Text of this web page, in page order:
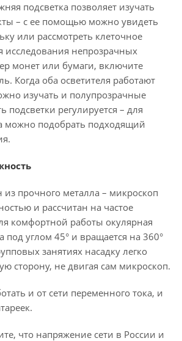
подсветка позволяет изучать
– с ее помощью можно увидеть
или рассмотреть клеточное
исследования непрозрачных
монет или бумаги, включите
Когда оба осветителя работают
изучать и полупрозрачные
подсветки регулируется – для
можно подобрать подходящий
из прочного металла – микроскоп
и рассчитан на частое
комфортной работы окулярная
под углом 45° и вращается на 360°
занятиях насадку легко
сторону, не двигая сам микроскоп.
и от сети переменного тока, и
что напряжение сети в России и